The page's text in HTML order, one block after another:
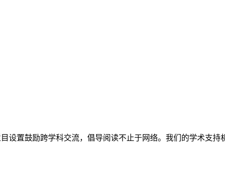
设置鼓励跨学科交流，倡导阅读不止于网络。我们的学术支持